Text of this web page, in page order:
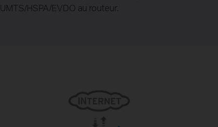
UMTS/HSPA/EVDO au routeur.